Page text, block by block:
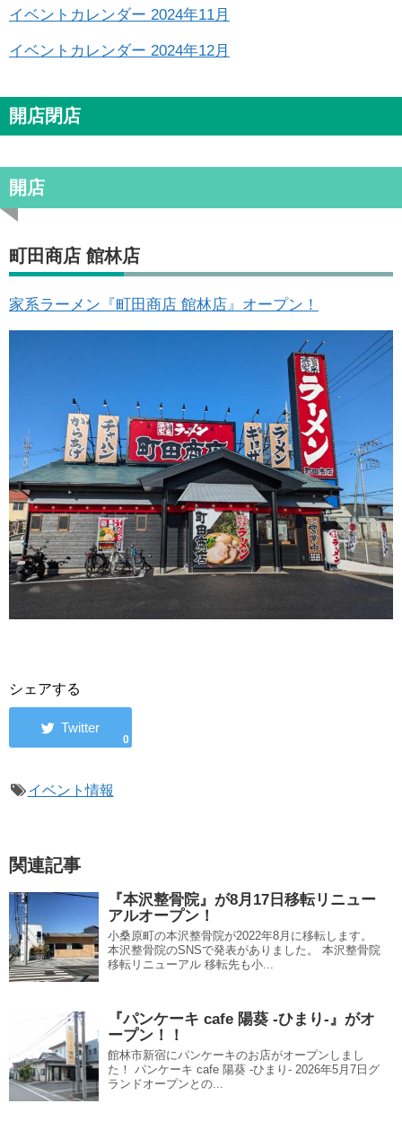
イベントカレンダー 2024年11月
イベントカレンダー 2024年12月
開店閉店
開店
町田商店 館林店
家系ラーメン『町田商店 館林店』オープン！
シェアする
0
イベント情報
関連記事
『本沢整骨院』が8月17日移転リニュー
アルオープン！
小桑原町の本沢整骨院が2022年8月に移転します。
本沢整骨院のSNSで発表がありました。 本沢整骨院
移転リニューアル 移転先も小...
『パンケーキ cafe 陽葵 -ひまり-』がオ
ープン！！
館林市新宿にパンケーキのお店がオープンしまし
た！ パンケーキ cafe 陽葵 -ひまり- 2026年5月7日グ
ランドオープンとの...